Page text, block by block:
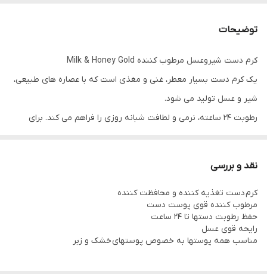
توضیحات
کرم دست شیروعسل مرطوب کننده Milk & Honey Gold
یک کرم دست بسیار معطر، غنی و مغذی است که با عصاره های طبیعی،
شیر و عسل تولید می شود.
رطوبت 24 ساعته، نرمی و لطافت شبانه روزی را فراهم می کند. برای
عسل است. براي داشتن پوستي لطيف و شاداب استفاده از كرم شير و
عسل به شما توصيه مي‌گردد.
نقد و بررسی
کرم دست تغذیه کننده و محافظت کننده
مرطوب کننده قوی پوست دست
حفظ رطوبت دستها تا 24 ساعت
رایحه قوی عسل
مناسب همه پوستها به خصوص پوستهای خشک و زبر